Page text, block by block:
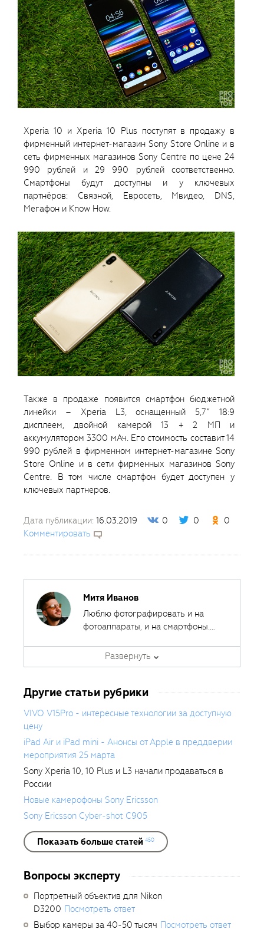
Xperia 10 и Xperia 10 Plus поступят в продажу в
фирменный интернет-магазин Sony Store Online и в
сеть фирменных магазинов Sony Centre по цене 24
990 рублей и 29 990 рублей соответственно.
Смартфоны будут доступны и у ключевых
партнёров: Связной, Евросеть, Мвидео, DNS,
Мегафон и Know How.
Также в продаже появится смартфон бюджетной
линейки – Xperia L3, оснащенный 5,7” 18:9
дисплеем, двойной камерой 13 + 2 МП и
аккумулятором 3300 мАч. Его стоимость составит 14
990 рублей в фирменном интернет-магазине Sony
Store Online и в сети фирменных магазинов Sony
Centre. В том числе смартфон будет доступен у
ключевых партнеров.
Дата публикации: 16.03.2019 0 0
0
Комментировать
Митя Иванов
Люблю фотографировать и на
фотоаппараты, и на смартфоны.
которая всегда с собой.
Автор курсов и эксперт
Fotoshkola.net
Развернуть
Другие статьи рубрики
VIVO V15Pro - интересные технологии за доступную
цену
iPad Air и iPad mini - Анонсы от Apple в преддверии
мероприятия 25 марта
Sony Xperia 10, 10 Plus и L3 начали продаваться в
России
Новые камерофоны Sony Ericsson
Sony Ericsson Cyber-shot C905
Показать больше статей 450
Вопросы эксперту
Портретный объектив для Nikon
D3200 Посмотреть ответ
Выбор камеры за 40-50 тысяч Посмотреть ответ